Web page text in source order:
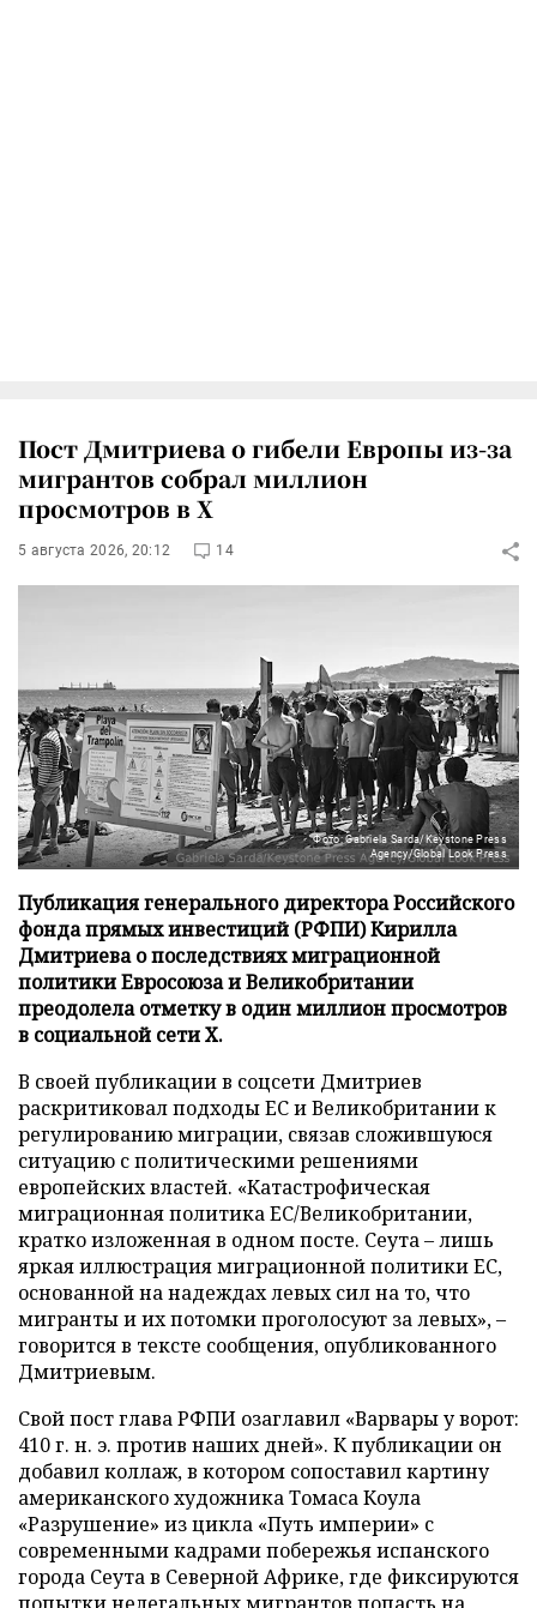
Пост Дмитриева о гибели Европы из-за
мигрантов собрал миллион
просмотров в X
5 августа 2026, 20:12 14
Фото: Gabriela Sarda/Keystone Press
Agency/Global Look Press
Публикация генерального директора Российского
фонда прямых инвестиций (РФПИ) Кирилла
Дмитриева о последствиях миграционной
политики Евросоюза и Великобритании
преодолела отметку в один миллион просмотров
в социальной сети X.
В своей публикации в соцсети Дмитриев
раскритиковал подходы ЕС и Великобритании к
регулированию миграции, связав сложившуюся
ситуацию с политическими решениями
европейских властей. «Катастрофическая
миграционная политика ЕС/Великобритании,
кратко изложенная в одном посте. Сеута – лишь
яркая иллюстрация миграционной политики ЕС,
основанной на надеждах левых сил на то, что
мигранты и их потомки проголосуют за левых», –
говорится в тексте сообщения, опубликованного
Дмитриевым.
Свой пост глава РФПИ озаглавил «Варвары у ворот:
410 г. н. э. против наших дней». К публикации он
добавил коллаж, в котором сопоставил картину
американского художника Томаса Коула
«Разрушение» из цикла «Путь империи» с
современными кадрами побережья испанского
города Сеута в Северной Африке, где фиксируются